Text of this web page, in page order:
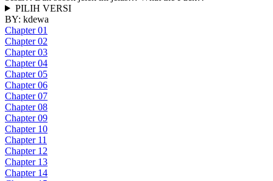
PILIH VERSI
BY: kdewa
Chapter 01
Chapter 02
Chapter 03
Chapter 04
Chapter 05
Chapter 06
Chapter 07
Chapter 08
Chapter 09
Chapter 10
Chapter 11
Chapter 12
Chapter 13
Chapter 14